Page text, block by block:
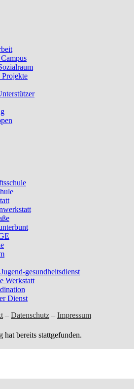
Projekte
gesundheitsdienst
Werkstatt
Dienst
– Datenschutz – Impressum
hat bereits stattgefunden.